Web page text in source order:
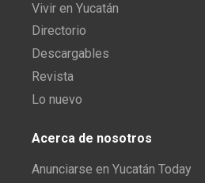
Vivir en Yucatán
Directorio
Descargables
Revista
Lo nuevo
Acerca de nosotros
Anunciarse en Yucatán Today